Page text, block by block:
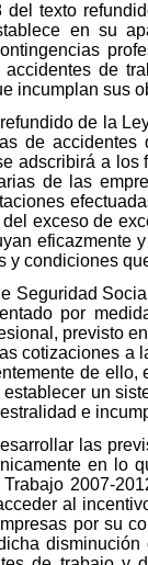
texto
en su
de
incumplan sus
de la
de
adscribirá a
de las
exceso de
eficazmente
y condiciones
Seguridad
por
previsto
cotizaciones
de
un
e
las
en lo
2007-
al
por su